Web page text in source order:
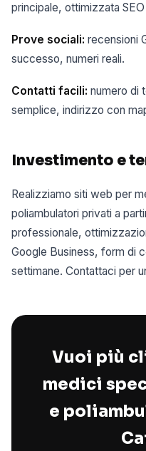
principale, ottimizzata
Prove sociali: recensioni
successo, numeri reali.
Contatti facili: numero di
semplice, indirizzo con
Investimento e
Realizziamo siti web per
poliambulatori privati a
professionale,
Google Business, form di
settimane. Contattaci per
Vuoi più
medici
e